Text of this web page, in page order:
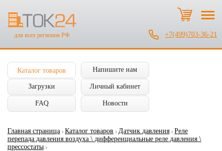
для всех регионов РФ +7(499)703-36-21
Каталог товаров Напишите нам
Загрузки Личный кабинет
FAQ Новости
Главная страница Каталог товаров Датчик давления
Реле
перепада давления воздуха \ дифференциальные реле давления \
прессостаты